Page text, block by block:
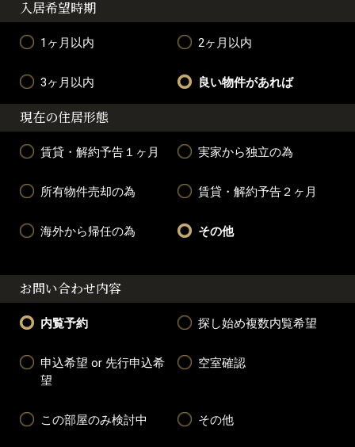
入居希望時期
1ヶ月以内 2ヶ月以内
3ヶ月以内 良い物件があれば
現在の住居形態
賃貸・解約予告１ヶ月 実家から独立の為
所有物件売却の為 賃貸・解約予告２ヶ月
海外から帰任の為 その他
お問い合わせ内容
内覧予約 探し始め複数内覧希望
申込希望 or 先行申込希
望
空室確認
この部屋のみ検討中 その他